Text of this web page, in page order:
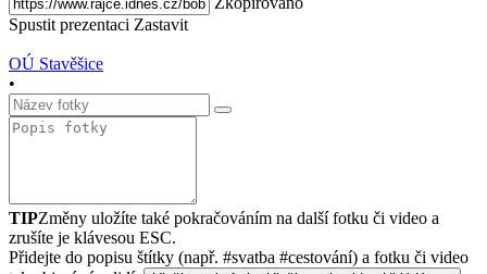
Spustit prezentaci Zastavit
OÚ Stavěšice
•
TIPZměny uložíte také pokračováním na další fotku či video a
zrušíte je klávesou ESC.
Přidejte do popisu štítky (např. #svatba #cestování) a fotku či video